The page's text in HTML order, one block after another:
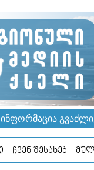
ᲩᲕᲔᲜ ᲨᲔᲡᲐᲮᲔᲑ